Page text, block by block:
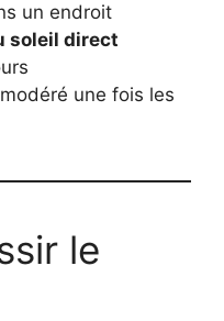
un endroit
soleil direct
une fois les
le